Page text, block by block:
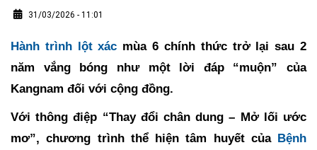
31/03/2026 - 11:01
Hành trình lột xác mùa 6 chính thức trở lại sau 2
năm vắng bóng như một lời đáp “muộn” của
Kangnam đối với cộng đồng.
Với thông điệp “Thay đổi chân dung – Mở lối ước
mơ”, chương trình thể hiện tâm huyết của Bệnh